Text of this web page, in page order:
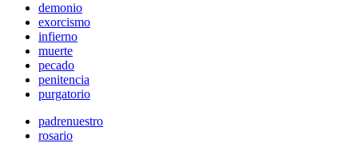
demonio
exorcismo
infierno
muerte
pecado
penitencia
purgatorio
padrenuestro
rosario